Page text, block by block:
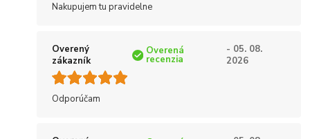
Nakupujem tu pravidelne
Overený
zákazník
Overená
recenzia
- 05. 08.
2026
Odporúčam